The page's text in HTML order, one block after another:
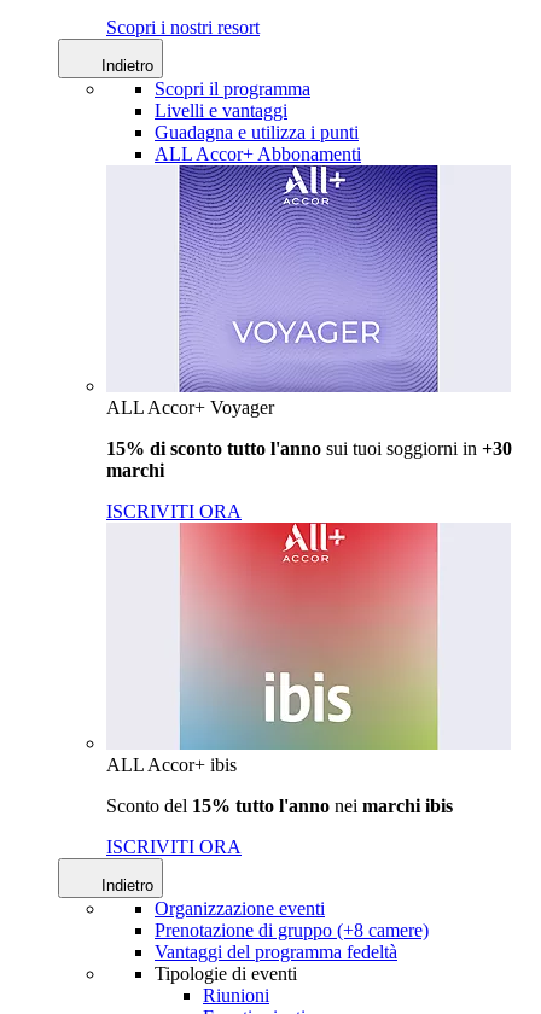
Scopri i nostri resort
Indietro
Scopri il programma
Livelli e vantaggi
Guadagna e utilizza i punti
ALL Accor+ Abbonamenti
ALL Accor+ Voyager
15% di sconto tutto l'anno sui tuoi soggiorni in +30
marchi
ISCRIVITI ORA
ALL Accor+ ibis
Sconto del 15% tutto l'anno nei marchi ibis
ISCRIVITI ORA
Indietro
Organizzazione eventi
Prenotazione di gruppo (+8 camere)
Vantaggi del programma fedeltà
Tipologie di eventi
Riunioni